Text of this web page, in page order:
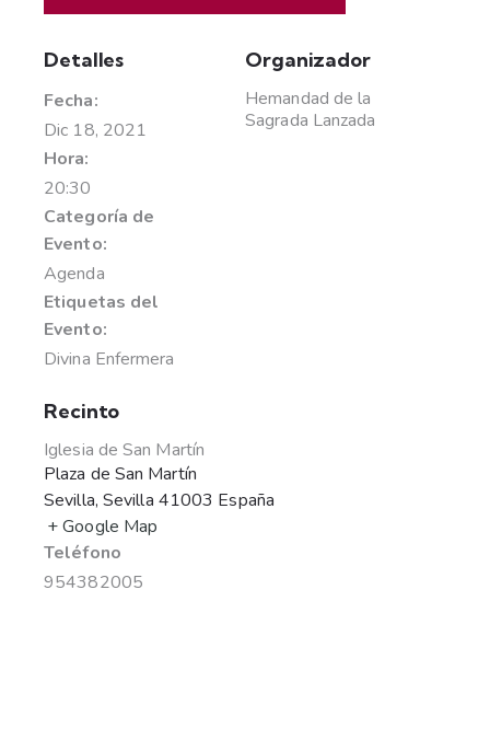
Detalles
Fecha:
Dic 18, 2021
Hora:
20:30
Categoría de
Evento:
Agenda
Etiquetas del
Evento:
Divina Enfermera
Organizador
Hemandad de la
Sagrada Lanzada
Recinto
Iglesia de San Martín
Plaza de San Martín
Sevilla, Sevilla 41003 España
+ Google Map
Teléfono
954382005